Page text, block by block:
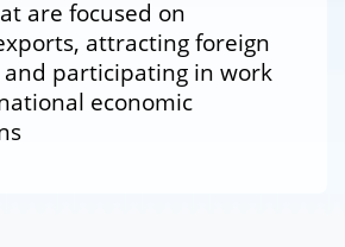
are focused on
attracting foreign
participating in work
economic